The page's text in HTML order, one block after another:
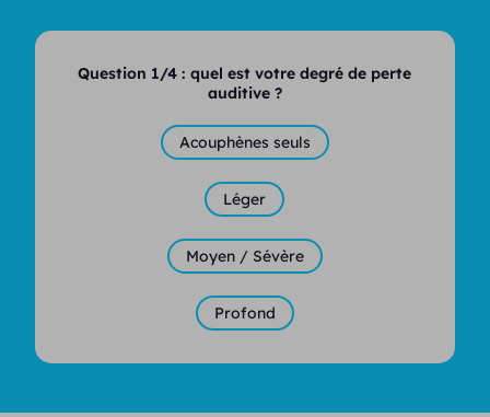
Question 1/4 : quel est votre degré de perte
auditive ?
Acouphènes seuls
Léger
Moyen / Sévère
Profond